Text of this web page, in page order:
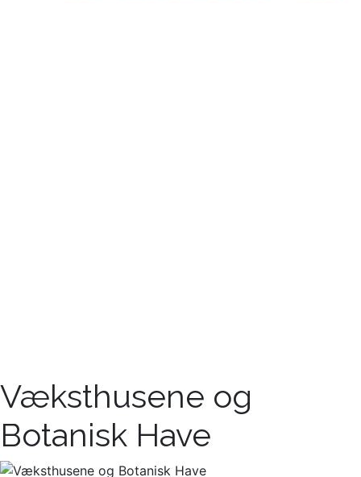
Væksthusene og
Botanisk Have